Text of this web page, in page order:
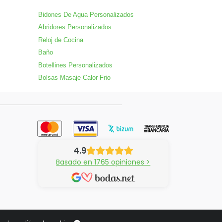
Bidones De Agua Personalizados
Abridores Personalizados
Reloj de Cocina
Baño
Botellines Personalizados
Bolsas Masaje Calor Frio
4.9
Basado en 1765 opiniones >